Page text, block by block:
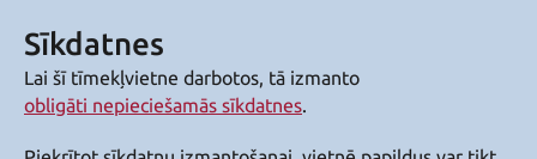
Sīkdatnes
Lai šī tīmekļvietne darbotos, tā izmanto
obligāti nepieciešamās sīkdatnes.